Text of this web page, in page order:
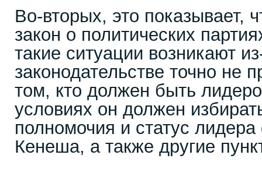
Во-вторых, это показывает,
закон о политических
такие ситуации возникают
законодательстве точно не
том, кто должен быть
условиях он должен
полномочия и статус
Кенеша, а также другие